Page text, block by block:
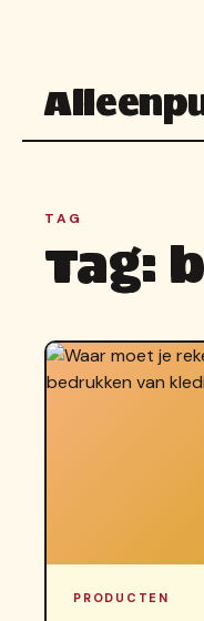
TAG
Tag:
PRODUCTEN